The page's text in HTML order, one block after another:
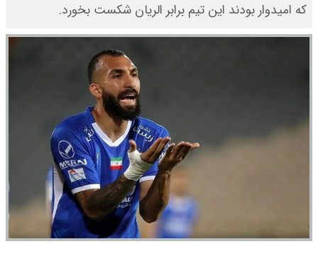
که امیدوار بودند این تیم برابر الریان شکست بخورد.